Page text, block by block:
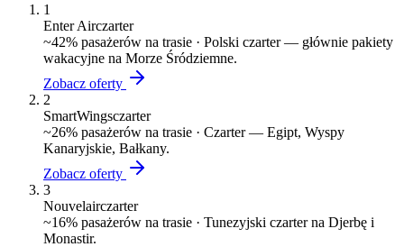
1
Enter Airczarter
~42% pasażerów na trasie · Polski czarter — głównie pakiety
wakacyjne na Morze Śródziemne.
Zobacz oferty
2
SmartWingsczarter
~26% pasażerów na trasie · Czarter — Egipt, Wyspy
Kanaryjskie, Bałkany.
Zobacz oferty
3
Nouvelairczarter
~16% pasażerów na trasie · Tunezyjski czarter na Djerbę i
Monastir.